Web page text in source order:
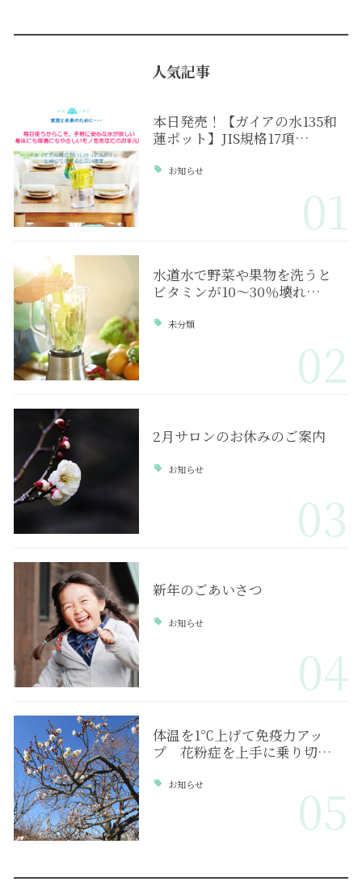
人気記事
本日発売！【ガイアの水135和
蓮ポット】JIS規格17項…
お知らせ
01
水道水で野菜や果物を洗うと
ビタミンが10～30％壊れ…
未分類
02
2月サロンのお休みのご案内
お知らせ
03
新年のごあいさつ
お知らせ
04
体温を1℃上げて免疫力アッ
プ 花粉症を上手に乗り切…
お知らせ 05